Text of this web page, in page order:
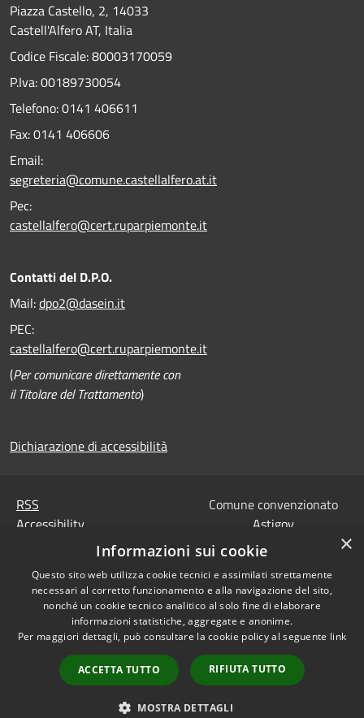
Piazza Castello, 2, 14033
Castell'Alfero AT, Italia
Codice Fiscale: 80003170059
P.Iva: 00189730054
Telefono:0141 406611
Fax:0141 406606
Email:
segreteria@comune.castellalfero.at.it
Pec:
castellalfero@cert.ruparpiemonte.it
Contatti del D.P.O.
Mail:dpo2@dasein.it
PEC:
castellalfero@cert.ruparpiemonte.it
(Per comunicare direttamente con
il Titolare del Trattamento)
Dichiarazione di accessibilità
RSS
Accessibility
Sitemap
Codice Univoco IPA,
Tesoreria e Coordinate
bancarie
Dati di contatto DPO
Dichiarazione di
Comune convenzionato
Astigov
Progetto|Convenzione
Adesioni
•Accesso redazione
×
Informazioni sui cookie
Questo sito web utilizza cookie tecnici e assimilati strettamente
necessari al corretto funzionamento e alla navigazione del sito,
nonché un cookie tecnico analitico al solo fine di elaborare
informazioni statistiche, aggregate e anonime.
Per maggiori dettagli, può consultare la cookie policy al seguente link
ACCETTA TUTTO RIFIUTA TUTTO
MOSTRA DETTAGLI